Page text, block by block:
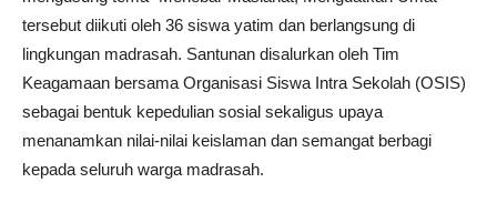
tersebut diikuti oleh 36 siswa yatim dan berlangsung di
lingkungan madrasah. Santunan disalurkan oleh Tim
Keagamaan bersama Organisasi Siswa Intra Sekolah (OSIS)
sebagai bentuk kepedulian sosial sekaligus upaya
menanamkan nilai-nilai keislaman dan semangat berbagi
kepada seluruh warga madrasah.